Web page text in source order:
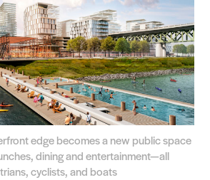
edge becomes a new public space
dining and entertainment—all
cyclists, and boats